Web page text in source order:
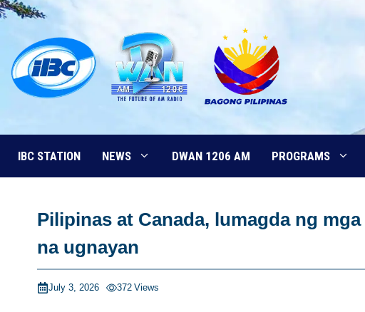
Skip
content
IBC STATION NEWS DWAN 1206 AM PROGRAMS
Pilipinas at Canada, lumagda ng
na ugnayan
July 3, 2026 372 Views